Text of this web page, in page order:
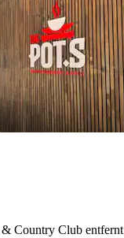
Country Club entfernt